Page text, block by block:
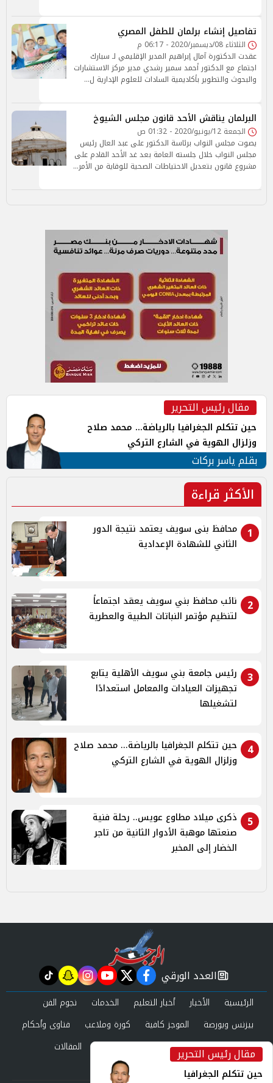
تفاصيل إنشاء برلمان للطفل المصري
الثلاثاء 08/ديسمبر/2020 - 06:17 م
عقدت الدكتورة آمال إبراهيم المدير الإقليمي لـ سبارك
اجتماع مع الدكتور أحمد سمير رشدي مدير مركز الاستشارات
والبحوث والتطوير بأكاديمية السادات للعلوم الإدارية ل…
البرلمان يناقش الأحد قانون مجلس الشيوخ
الجمعة 12/يونيو/2020 - 01:32 ص
يصوت مجلس النواب برئاسة الدكتور على عبد العال رئيس
مجلس النواب خلال جلسته العامة بعد غد الأحد القادم على
مشروع قانون بتعديل الاحتياطات الصحية للوقاية من الأمر…
مقال رئيس التحرير
حين تتكلم الجغرافيا بالرياضة... محمد صلاح
وزلزال الهوية في الشارع التركي
بقلم ياسر بركات
الأكثر قراءة
1
محافظ بنى سويف يعتمد نتيجة الدور
الثاني للشهادة الإعدادية
2
نائب محافظ بني سويف يعقد اجتماعاً
لتنظيم مؤتمر النباتات الطبية والعطرية
3
رئيس جامعة بني سويف الأهلية يتابع
تجهيزات العيادات والمعامل استعدادًا
لتشغيلها
4
حين تتكلم الجغرافيا بالرياضة... محمد صلاح
وزلزال الهوية في الشارع التركي
5
ذكرى ميلاد مطاوع عويس.. رحلة فنية
صنعتها موهبة الأدوار الثانية من تاجر
الخضار إلى المخبر
مقال رئيس التحرير
حين تتكلم الجغرافيا
newspaper
العدد الورقي facebook
twitter
youtube
instagram
snapchat
tiktok
الرئيسية الأخبار أخبار التعليم الخدمات
نجوم الفن
بيزنس وبورصة
الموجز كافية كورة وملاعب
فتاوى وأحكام
صحة وجمال
عرب وعالم حوادث ومحاكم
المقالات
العدد الورقي